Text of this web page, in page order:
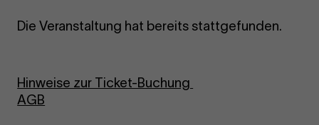
Die Veranstaltung hat bereits stattgefunden.
Hinweise zur Ticket-Buchung
AGB